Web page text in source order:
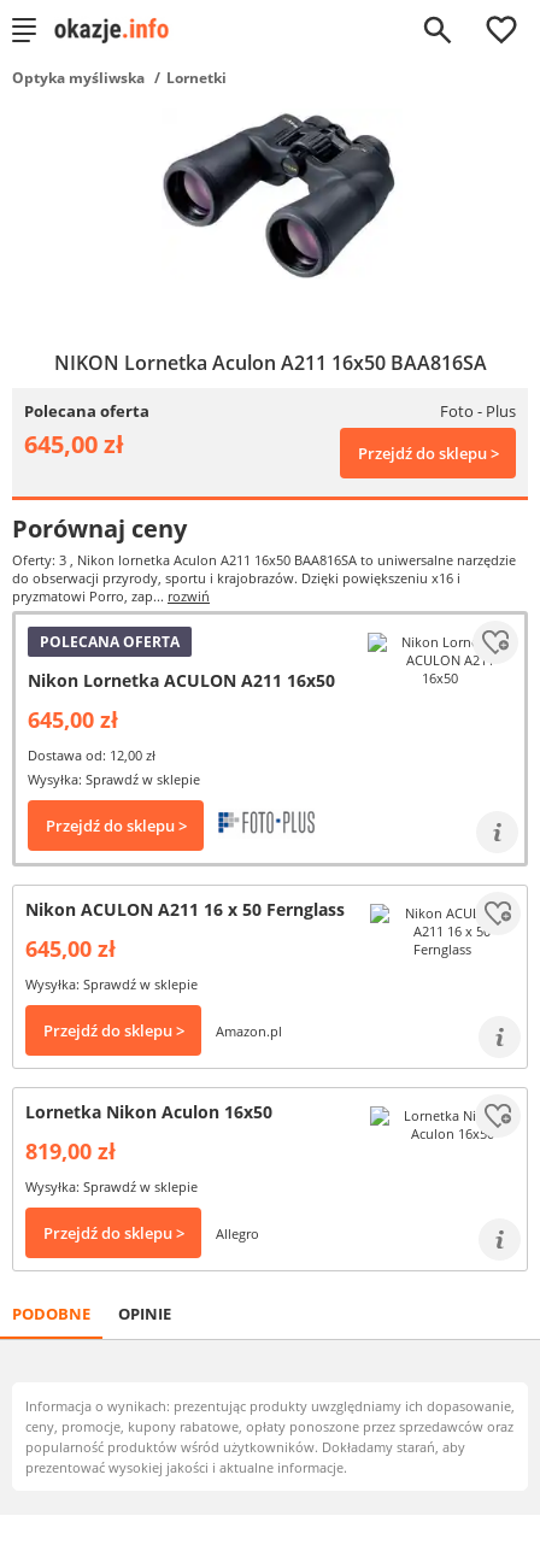
0
Optyka myśliwska Lornetki
NIKON Lornetka Aculon A211 16x50 BAA816SA
Polecana oferta Foto - Plus
645,00 zł Przejdź do sklepu >
Porównaj ceny
Oferty: 3 , Nikon lornetka Aculon A211 16x50 BAA816SA to uniwersalne narzędzie
do obserwacji przyrody, sportu i krajobrazów. Dzięki powiększeniu x16 i
pryzmatowi Porro, zap... rozwiń
POLECANA OFERTA
Nikon Lornetka ACULON A211 16x50
645,00 zł
Dostawa od: 12,00 zł
Wysyłka: Sprawdź w sklepie
Przejdź do sklepu >
Nikon ACULON A211 16 x 50 Fernglass
645,00 zł
Wysyłka: Sprawdź w sklepie
Przejdź do sklepu > Amazon.pl
Lornetka Nikon Aculon 16x50
819,00 zł
Wysyłka: Sprawdź w sklepie
Przejdź do sklepu > Allegro
PODOBNE OPINIE
Informacja o wynikach: prezentując produkty uwzględniamy ich dopasowanie,
ceny, promocje, kupony rabatowe, opłaty ponoszone przez sprzedawców oraz
popularność produktów wśród użytkowników. Dokładamy starań, aby
prezentować wysokiej jakości i aktualne informacje.